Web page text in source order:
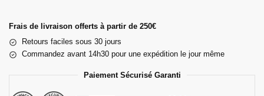
Frais de livraison offerts à partir de 250€
Retours faciles sous 30 jours
Commandez avant 14h30 pour une expédition le jour même
Paiement Sécurisé Garanti